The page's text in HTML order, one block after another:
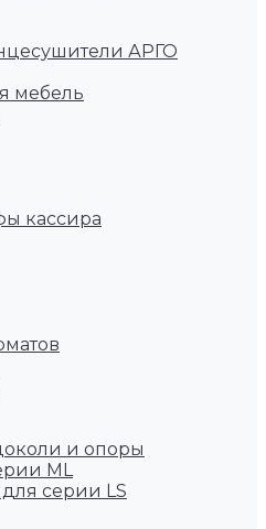
АРГО
мебель
кассира
и опоры
ML
серии LS